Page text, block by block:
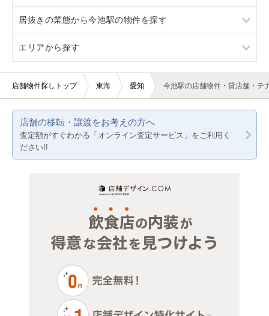
車道
看板取り付け可
10坪以下
20坪以下
賃料20万円以下
2階
3階以上
重飲食
軽飲食
バー・クラブ
サロン（マッサージ・エステ・ネイルなど）
医療・歯科・クリニック
ジム・教室・スタジオ
その他サービス・その他
居抜きの業態から今池駅の物件を探す
その他
エリアから探す
愛知
岐阜
三重
店舗物件探しトップ 東海 愛知 今池駅の店舗物件・貸店舗・テ
店舗の移転・譲渡をお考えの方へ
査定額がすぐわかる「オンライン査定サービス」をご利用く
ださい!!